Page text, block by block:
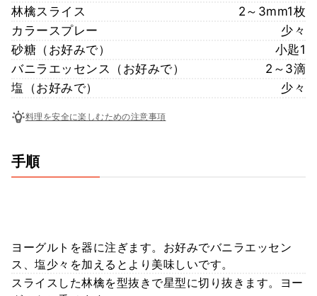
林檎スライス
2～3mm1枚
カラースプレー
少々
砂糖（お好みで）
小匙1
バニラエッセンス（お好みで）
2～3滴
塩（お好みで）
少々
料理を安全に楽しむための注意事項
手順
ヨーグルトを器に注ぎます。お好みでバニラエッセン
ス、塩少々を加えるとより美味しいです。
スライスした林檎を型抜きで星型に切り抜きます。ヨー